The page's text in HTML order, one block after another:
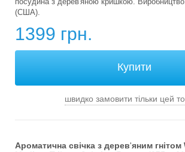
(США).
1399 грн.
швидко замовити тільки цей
Ароматична свічка з дерев'яним